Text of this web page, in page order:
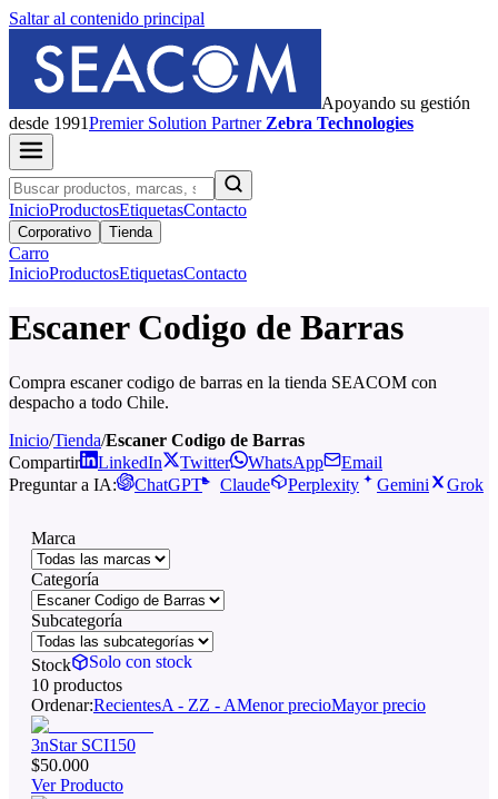
Saltar al contenido principal
Apoyando su gestión
desde 1991PremierSolution Partner Zebra Technologies
InicioProductosEtiquetasContacto
Corporativo Tienda
Carro
InicioProductosEtiquetasContacto
Escaner Codigo de Barras
Compra escaner codigo de barras en la tienda SEACOM con
despacho a todo Chile.
Inicio/Tienda/Escaner Codigo de Barras
Compartir
LinkedIn Twitter WhatsApp
Email
Preguntar a IA:
ChatGPT Claude Perplexity Gemini Grok
Marca
Categoría
Subcategoría
Stock
Solo con stock
10 productos
Ordenar:RecientesA - ZZ - AMenor precioMayor precio
3nStar SCI150
$50.000
Ver Producto